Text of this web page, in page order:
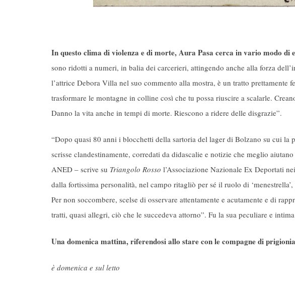
In questo clima di violenza e di morte, Aura Pasa cerca in vario modo di
sono ridotti a numeri, in balia dei carcerieri, attingendo anche alla forza
l’attrice Debora Villa nel suo commento alla mostra, è un tratto prettamente
trasformare le montagne in colline così che tu possa riuscire a scalarle.
Danno la vita anche in tempi di morte. Riescono a ridere delle disgrazie”.
“Dopo quasi 80 anni i blocchetti della sartoria del lager di Bolzano su cui la
scrisse clandestinamente, corredati da didascalie e notizie che meglio
ANED – scrive su Triangolo Rosso l’Associazione Nazionale Ex Deportati
dalla fortissima personalità, nel campo ritagliò per sé il ruolo di
Per non soccombere, scelse di osservare attentamente e acutamente e di
tratti, quasi allegri, ciò che le succedeva attorno”. Fu la sua peculiare e
Una domenica mattina, riferendosi allo stare con le compagne di
è domenica e sul letto